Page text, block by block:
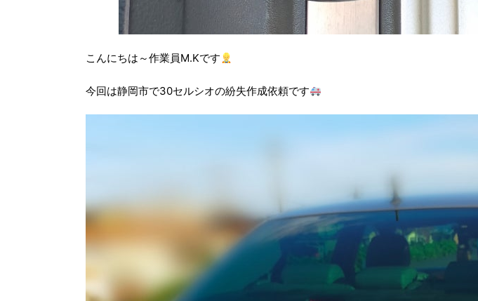
こんにちは～作業員M.Kです
今回は静岡市で30セルシオの紛失作成依頼です